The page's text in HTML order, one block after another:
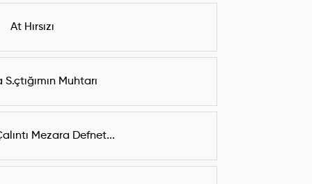
At Hırsızı
S.çtığımın Muhtarı
Mezara Defnet...